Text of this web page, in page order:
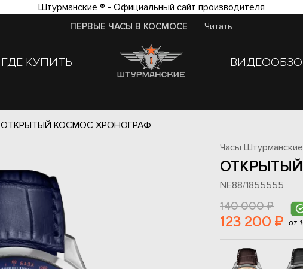
Штурманские ® - Официальный сайт производителя
ПЕРВЫЕ ЧАСЫ В КОСМОСЕ Читать
ГДЕ КУПИТЬ
ОТКРЫТЫЙ КОСМОС ХРОНОГРАФ
Часы Штурманские
NE88/1855555
140 000 ₽
123 200 ₽ от